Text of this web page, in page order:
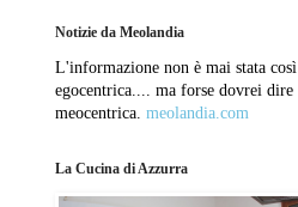
Notizie da Meolandia
L'informazione non è mai stata così
egocentrica.... ma forse dovrei dire
meocentrica. meolandia.com
La Cucina di Azzurra